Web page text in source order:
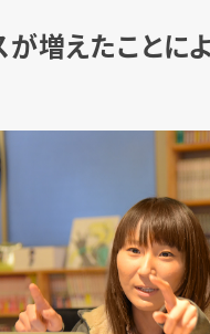
増えたことに